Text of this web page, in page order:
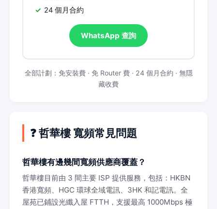
24 個月合約
WhatsApp 查詢
全部計劃：免安裝費 · 免 Router 費 · 24 個月合約 · 無隱
藏收費
❓ 哲華樓 寬頻常見問題
哲華樓有邊幾間寬頻供應商覆蓋？
哲華樓目前由 3 間主要 ISP 提供服務，包括：HKBN
香港寬頻、HGC 環球全域電訊、3HK 和記電訊。全
屋苑已鋪設光纖入屋 FTTH，支援最高 1000Mbps 極